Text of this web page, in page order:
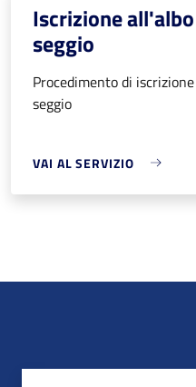
Iscrizione
seggio
Procedimento di
seggio
VAI AL SERVIZIO